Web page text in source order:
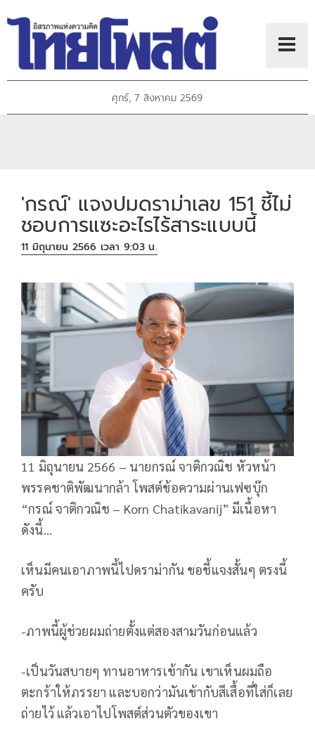
ศุกร์, 7 สิงหาคม 2569
'กรณ์' แจงปมดราม่าเลข 151 ชี้ไม่
ชอบการแซะอะไรไร้สาระแบบนี้
11 มิถุนายน 2566 เวลา 9:03 น.
11 มิถุนายน 2566 – นายกรณ์ จาติกวณิช หัวหน้า
พรรคชาติพัฒนากล้า โพสต์ข้อความผ่านเฟซบุ๊ก
“กรณ์ จาติกวณิช – Korn Chatikavanij” มีเนื้อหา
ดังนี้…
เห็นมีคนเอาภาพนี้ไปดราม่ากัน ขอชี้แจงสั้นๆ ตรงนี้
ครับ
-ภาพนี้ผู้ช่วยผมถ่ายตั้งแต่สองสามวันก่อนแล้ว
-เป็นวันสบายๆ ทานอาหารเช้ากัน เขาเห็นผมถือ
ตะกร้าให้ภรรยา และบอกว่ามันเข้ากับสีเสื้อที่ใส่ก็เลย
ถ่ายไว้ แล้วเอาไปโพสต์ส่วนตัวของเขา